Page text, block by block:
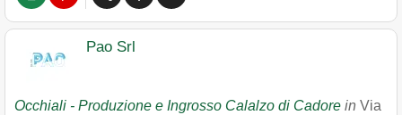
Pao Srl
Occhiali - Produzione e Ingrosso Calalzo di Cadore in Via